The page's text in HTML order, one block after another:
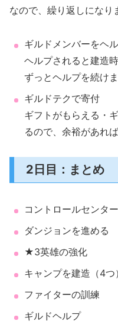
なので、繰り返しになり
ギルドメンバーをヘ
ヘルプされると建造
ずっとヘルプを続けま
ギルドテクで寄付
ギフトがもらえる・
るので、余裕があれ
2日目：まとめ
コントロールセンタ
ダンジョンを進める
★3英雄の強化
キャンプを建造（4つ）
ファイターの訓練
ギルドヘルプ